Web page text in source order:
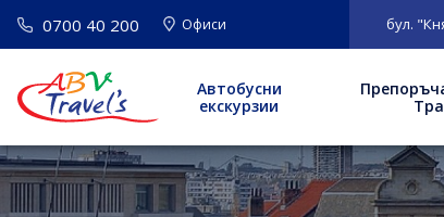
0700 40 200 Офиси
ВАЖНО : Нов адрес на офис София: бул. "Княгиня Мария
Автобусни
екскурзии